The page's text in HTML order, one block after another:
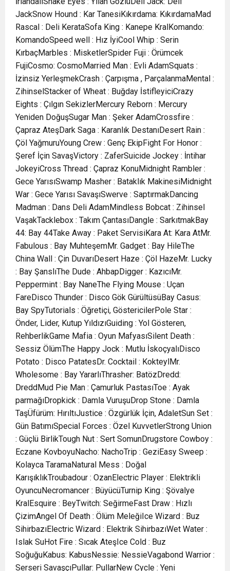
JackSnow Hound : Kar TanesiKıkırdama: KıkırdamaMad
Rascal : Deli KerataSofa King : Kanepe KralKomando:
KomandoSpeed well : Hız İyiCool Whip : Serin
KırbaçMarbles : MisketlerSpider Fuji : Örümcek
FujiCosmo: CosmoMarried Man : Evli AdamSquats :
İzinsiz YerleşmekCrash : Çarpışma , ParçalanmaMental :
ZihinselStacker of Wheat : Buğday İstifleyiciCrazy
Eights : Çılgın SekizlerMercury Reborn : Mercury
Yeniden DoğuşSugar Man : Şeker AdamCrossfire :
Çapraz AteşDark Saga : Karanlık DestanıDesert Rain :
Çöl YağmuruYoung Crew : Genç EkipFight For Honor :
Şeref İçin SavaşVictory : ZaferSuicide Jockey : İntihar
JokeyiCross Thread : Çapraz KonuMidnight Rambler :
Gece YarısıSwamp Masher : Bataklık MakinesiMidnight
War : Gece Yarısı SavaşıSwerve : SaptırmakDancing
Madman : Dans Deli AdamMindless Bobcat : Zihinsel
VaşakTacklebox : Takım ÇantasıDangle : SarkıtmakBay
44: Bay 44Take Away : Paket ServisiKara At: Kara AtMr.
Fabulous : Bay MuhteşemMr. Gadget : Bay HileThe
China Wall : Çin DuvarıDesert Haze : Çöl HazeMr. Lucky
: Bay ŞanslıThe Dude : AhbapDigger : KazıcıMr.
Peppermint : Bay NaneThe Flying Mouse : Uçan
FareDisco Thunder : Disco Gök GürültüsüBay Casus:
Bay SpyTutorials : Öğretiçi, GöstericilerPole Star :
Önder, Lider, Kutup YıldızıGuiding : Yol Gösteren,
RehberlikGame Mafia : Oyun MafyasıSilent Death :
Sessiz ÖlümThe Happy Jock : Mutlu İskoçyalıDisco
Potato : Disco PatatesDr. Cocktail : KokteylMr.
Wholesome : Bay YararlıThrasher: BatözDredd:
DreddMud Pie Man : Çamurluk PastasıToe : Ayak
parmağıDropkick : Damla VuruşuDrop Stone : Damla
TaşÜfürüm: HırıltıJustice : Özgürlük İçin, AdaletSun Set :
Gün BatımıSpecial Forces : Özel KuvvetlerStrong Union
: Güçlü BirlikTough Nut : Sert SomunDrugstore Cowboy :
Eczane KovboyuNacho: NachoTrip : GeziEasy Sweep :
Kolayca TaramaNatural Mess : Doğal
KarışıklıkTroubadour : OzanElectric Player : Elektrikli
OyuncuNecromancer : BüyücüTurnip King : Şövalye
KralEsquire : BeyTwitch: SeğirmeFast Draw : Hızlı
ÇizimAngel Of Death : Ölüm MeleğiIce Wizard : Buz
SihirbazıElectric Wizard : Elektrik SihirbazıWet Water :
Islak SuHot Fire : Sıcak AteşIce Cold : Buz
SoğuğuKabus: KabusNessie: NessieVagabond Warrior :
Serseri SavaşçıPullar: PullarNew Cycle : Yeni